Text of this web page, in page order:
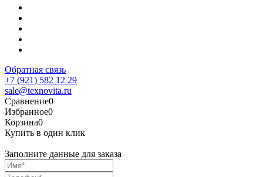
Обратная связь
+7 (921) 582 12 29
sale@texnovita.ru
Сравнение0
Избранное0
Корзина0
Купить в один клик
Заполните данные для заказа